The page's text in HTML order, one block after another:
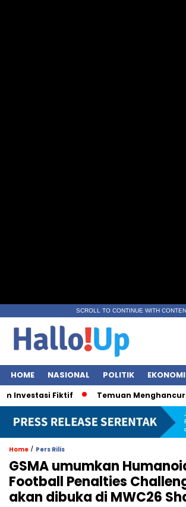
SCROLL TO CONTINUE WITH
HOME NASIONAL POLITIK EKONOMI
Fiktif Temuan Menghancurkan: 9
Home / Pers Rilis
GSMA umumkan
Football Penalties
akan dibuka di MWC26